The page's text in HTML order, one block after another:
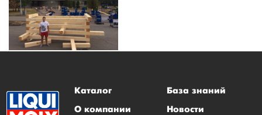
Каталог База знаний
О компании Новости